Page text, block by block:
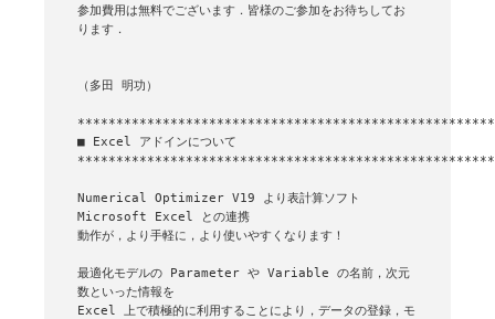
参加費用は無料でございます．皆様のご参加をお待ちしてお
ります．
（多田 明功）
■ Excel アドインについて
Numerical Optimizer V19 より表計算ソフト
Microsoft Excel との連携
動作が，より手軽に，より使いやすくなります！
最適化モデルの Parameter や Variable の名前，次元
数といった情報を
Excel 上で積極的に利用することにより，データの登録，モ